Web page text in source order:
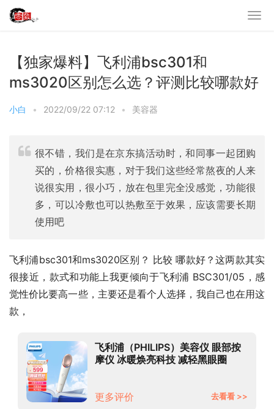
【独家爆料】飞利浦bsc301和
ms3020区别怎么选？评测比较哪款好
小白 • 2022/09/22 07:12 • 美容器
很不错，我们是在京东搞活动时，和同事一起团购
买的，价格很实惠，对于我们这些经常熬夜的人来
说很实用，很小巧，放在包里完全没感觉，功能很
多，可以冷敷也可以热敷至于效果，应该需要长期
使用吧
飞利浦bsc301和ms3020区别？ 比较 哪款好？这两款其实
很接近，款式和功能上我更倾向于飞利浦 BSC301/05，感
觉性价比要高一些，主要还是看个人选择，我自己也在用这
款，
飞利浦（PHILIPS）美容仪 眼部按
摩仪 冰暖焕亮科技 减轻黑眼圈
更多评价 去看看 >>